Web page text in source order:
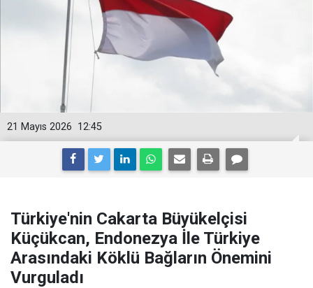
12:45
21 Mayıs 2026
Türkiye'nin Cakarta Büyükelçisi
Küçükcan, Endonezya İle Türkiye
Arasındaki Köklü Bağların Önemini
Vurguladı